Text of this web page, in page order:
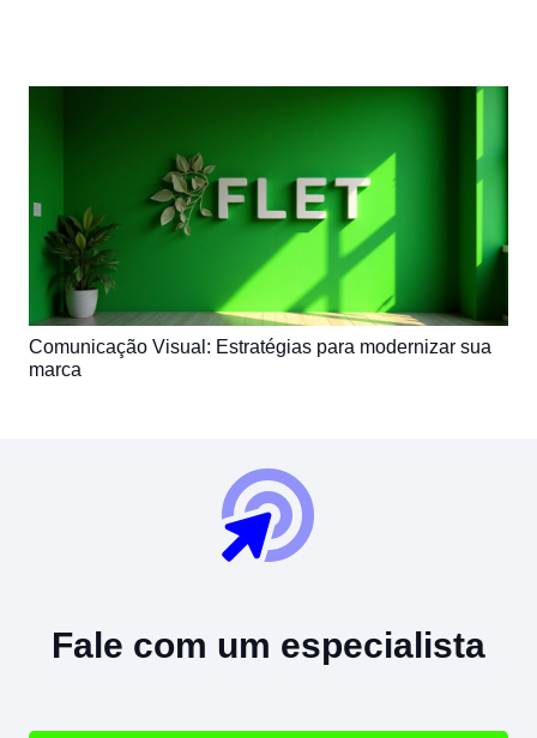
Comunicação Visual: Estratégias para modernizar sua
marca
Fale com um especialista